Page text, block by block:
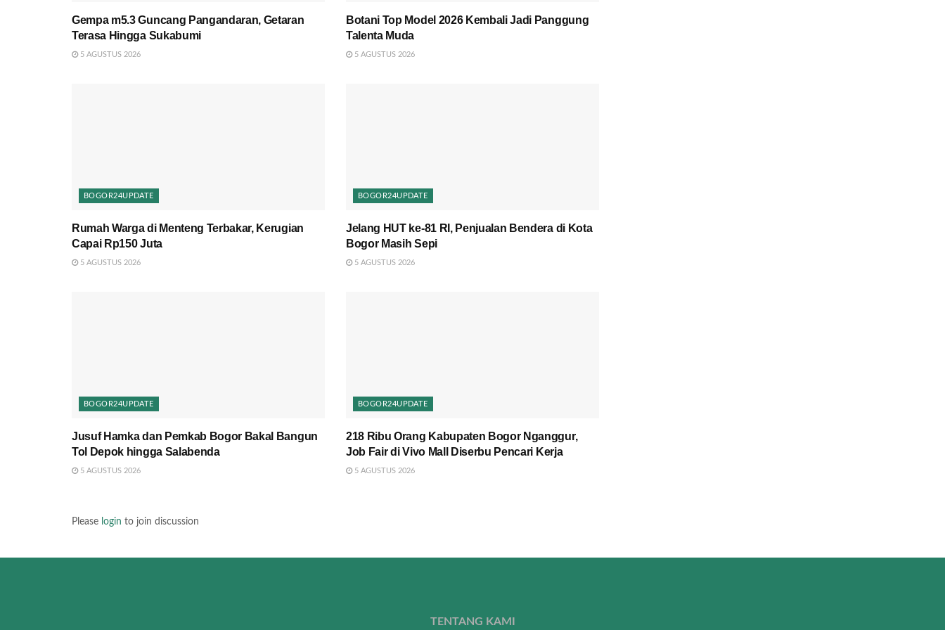
Gempa m5.3 Guncang Pangandaran, Getaran
Terasa Hingga Sukabumi
5 AGUSTUS 2026
Botani Top Model 2026 Kembali Jadi Panggung
Talenta Muda
5 AGUSTUS 2026
BOGOR24UPDATE
Rumah Warga di Menteng Terbakar, Kerugian
Capai Rp150 Juta
5 AGUSTUS 2026
BOGOR24UPDATE
Jelang HUT ke-81 RI, Penjualan Bendera di Kota
Bogor Masih Sepi
5 AGUSTUS 2026
BOGOR24UPDATE
Jusuf Hamka dan Pemkab Bogor Bakal Bangun
Tol Depok hingga Salabenda
5 AGUSTUS 2026
BOGOR24UPDATE
218 Ribu Orang Kabupaten Bogor Nganggur,
Job Fair di Vivo Mall Diserbu Pencari Kerja
5 AGUSTUS 2026
Please login to join discussion
TENTANG KAMI